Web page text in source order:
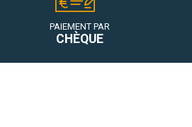
PAIEMENT PAR
CHÈQUE